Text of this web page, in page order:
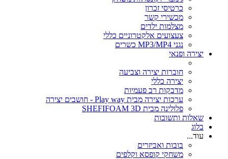
כרטיסי זכרון
מכשירי קשר
מצלמות ילדים
צעצועים אלקטרוניים כללי
נגני MP3/MP4 כשרים
יצירה ופנאי
חוברות יצירה וצביעה
יצירה כללי
מדבקות רב פעמיות
ערכות יצירה מבית Play way - חושבים יצירה
פלולינה מבית SHEFIFOAM 3D
שאלות ותשובות
בלוג
עוד...
בובות ואביזרים
משחקי קופסא וקלפים